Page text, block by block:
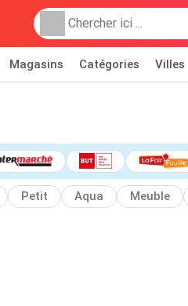
Magasins Catégories Villes
Petit Aqua Meuble